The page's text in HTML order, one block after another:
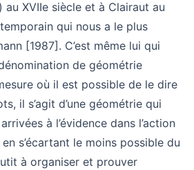
au XVIIe siècle et à Clairaut au
qui nous a le plus
[1987]. C’est même lui qui
de géométrie
où il est possible de le dire
il s’agit d’une géométrie qui
à l’évidence dans l’action
s’écartant le moins possible du
à organiser et prouver